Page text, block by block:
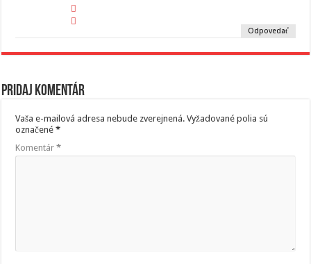
Odpovedať
Pridaj komentár
Vaša e-mailová adresa nebude zverejnená. Vyžadované polia sú
označené*
Komentár*